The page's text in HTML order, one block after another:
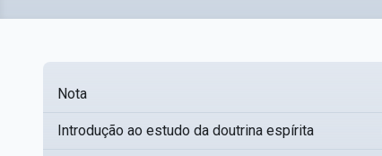
Nota
Introdução ao estudo da doutrina espírita